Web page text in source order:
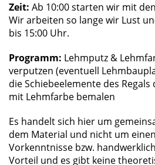
Zeit: Ab 10:00 starten wir mit
Wir arbeiten so lange wir Lust
bis 15:00 Uhr.
Programm: Lehmputz &
verputzen (eventuell
die Schiebeelemente des
mit Lehmfarbe bemalen
Es handelt sich hier um
dem Material und nicht um
Vorkenntnisse bzw.
Vorteil und es gibt keine